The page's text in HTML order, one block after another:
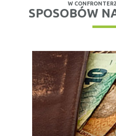
W
SPOSOBÓW